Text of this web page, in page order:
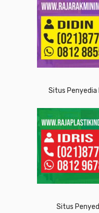
Situs Penyedia
Situs